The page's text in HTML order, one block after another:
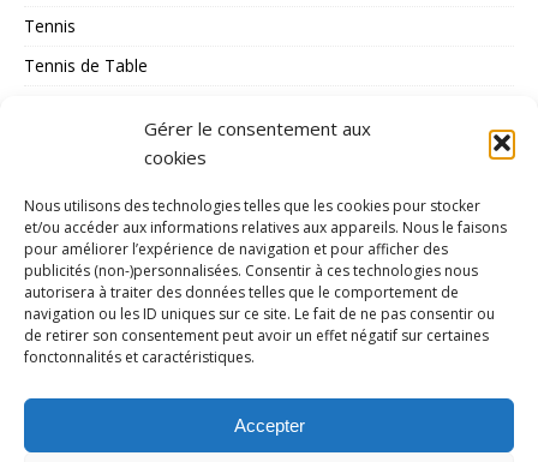
Gérer le consentement aux
cookies
Nous utilisons des technologies telles que les cookies pour stocker
et/ou accéder aux informations relatives aux appareils. Nous le faisons
pour améliorer l’expérience de navigation et pour afficher des
publicités (non-)personnalisées. Consentir à ces technologies nous
autorisera à traiter des données telles que le comportement de
navigation ou les ID uniques sur ce site. Le fait de ne pas consentir ou
de retirer son consentement peut avoir un effet négatif sur certaines
fonctonnalités et caractéristiques.
Accepter
Tennis
Tennis de Table
volley_ball
water-polo
MÉTA